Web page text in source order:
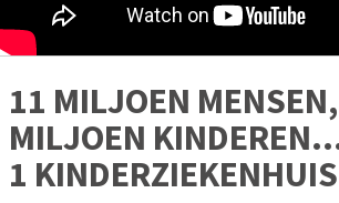
11 MILJOEN
MILJOEN
1 KINDERZIEKENHUIS